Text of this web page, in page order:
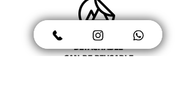
DETACHABLE
CAN BE REUSABLE